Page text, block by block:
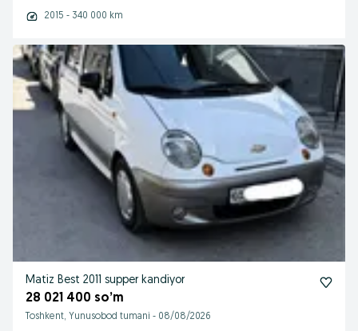
2015 - 340 000 km
Matiz Best 2011 supper kandiyor
28 021 400 so’m
Toshkent, Yunusobod tumani - 08/08/2026